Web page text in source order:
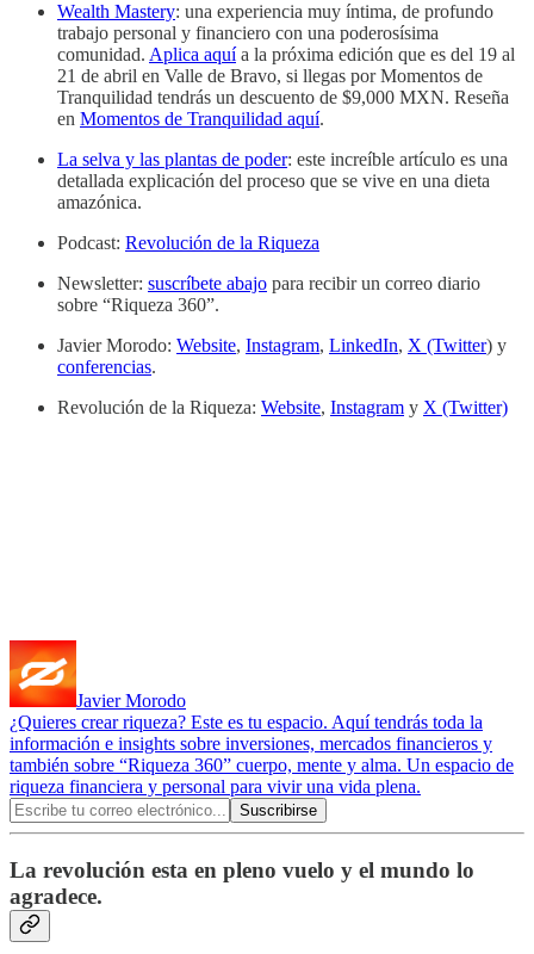
Wealth Mastery: una experiencia muy íntima, de profundo
trabajo personal y financiero con una poderosísima
comunidad. Aplica aquí a la próxima edición que es del 19 al
21 de abril en Valle de Bravo, si llegas por Momentos de
Tranquilidad tendrás un descuento de $9,000 MXN. Reseña
en Momentos de Tranquilidad aquí.
La selva y las plantas de poder: este increíble artículo es una
detallada explicación del proceso que se vive en una dieta
amazónica.
Podcast: Revolución de la Riqueza
Newsletter: suscríbete abajo para recibir un correo diario
sobre “Riqueza 360”.
Javier Morodo: Website, Instagram, LinkedIn, X (Twitter) y
conferencias.
Revolución de la Riqueza: Website, Instagram y X (Twitter)
Javier Morodo
¿Quieres crear riqueza? Este es tu espacio. Aquí tendrás toda la
información e insights sobre inversiones, mercados financieros y
también sobre “Riqueza 360” cuerpo, mente y alma. Un espacio de
riqueza financiera y personal para vivir una vida plena.
La revolución esta en pleno vuelo y el mundo lo
agradece.